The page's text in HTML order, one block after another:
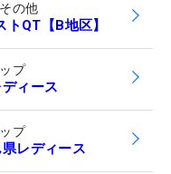
の他
QT【B地区】
プ
ィース
プ
レディース